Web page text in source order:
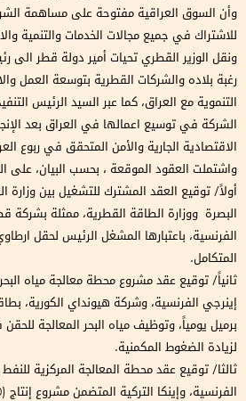
وأن السوق العراقية مفتوحة على مساهمة
للاشتراك في جميع مجالات الخدمات والتنمية
ونقل الوزير القطري تحيات أمير دولة قطر الى
رغبة بلاده والشركات القطرية بتوسعة العمل
التنموية مع العراق، كما عبر السيد الرئيس
الشركة في توسيع اعمالها في العراق بعد
الاقتصادية الجارية والأمن المتحقق في ربوع
واشتملت العقود الموقعة ، بحسب البيان، على
أولاً/ توقيع العقد المشترك للتشغيل بين وزارة
البصرة ووزارة الطاقة القطرية، ممثلة بشركة
الفرنسية، باعتبارها المشغل الرئيس لحقل
المتكامل.
برميل يومياً، وتوظيف مياه البحر المعالجة
لزيادة الضغوط المكمنية.
ثالثا/ توقيع عقد محطة المعالجة المركزية للنفط